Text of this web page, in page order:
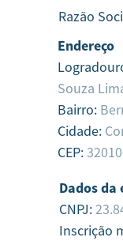
Razão
Endereço
Souza
Bairro:
Cidade:
CEP:
Dados da
CNPJ:
Inscrição